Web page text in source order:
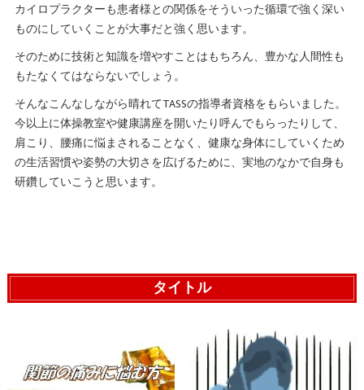
カイロプラクターも患者様との関係をそういった循環で強く深い
ものにしていくことが大事だと強く思います。
そのために技術と知識を増やすことはもちろん、豊かな人間性も
もたなくてはならないでしょう。
そんなこんなしながら晴れてTASSの指導者資格をもらいました。
今以上に体操教室や健康講座を開いたり呼んでもらったりして、
肩こり、腰痛に悩まされることなく、健康な身体にしていくため
の生活習慣や姿勢の大切さを広げるために、実地のなかで自身も
研鑽していこうと思います。
タイトル